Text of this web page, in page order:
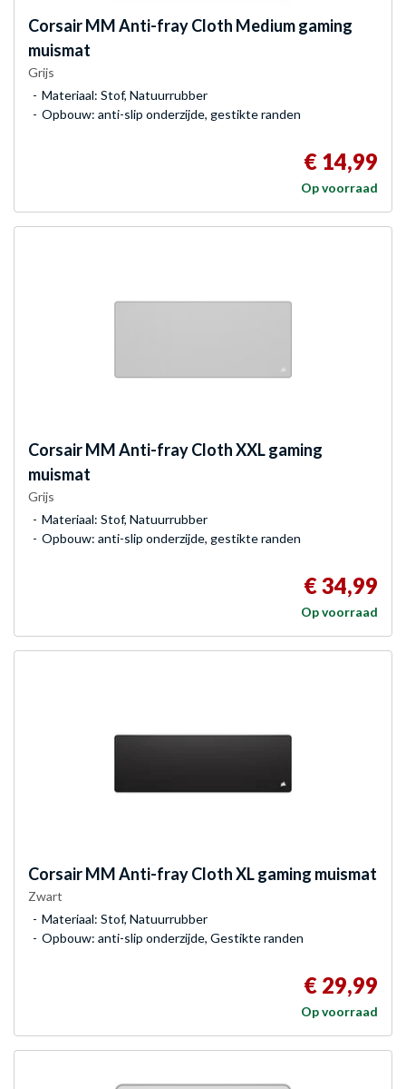
CorsairMM Anti-fray Cloth Medium gaming
muismat
Grijs
Materiaal: Stof, Natuurrubber
Opbouw: anti-slip onderzijde, gestikte randen
€ 14,99
Op voorraad
CorsairMM Anti-fray Cloth XXL gaming
muismat
Grijs
Materiaal: Stof, Natuurrubber
Opbouw: anti-slip onderzijde, gestikte randen
€ 34,99
Op voorraad
CorsairMM Anti-fray Cloth XL gaming muismat
Zwart
Materiaal: Stof, Natuurrubber
Opbouw: anti-slip onderzijde, Gestikte randen
€ 29,99
Op voorraad